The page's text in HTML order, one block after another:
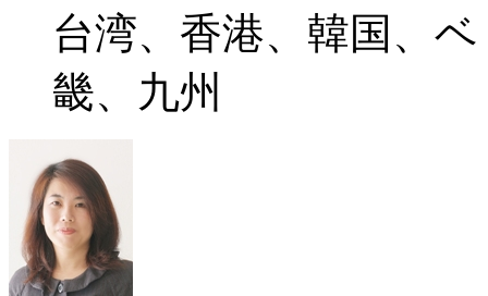
台湾、香港、韓国、
畿、九州